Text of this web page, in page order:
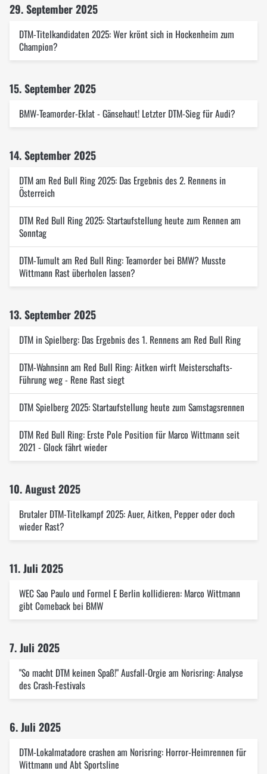
29. September 2025
DTM-Titelkandidaten 2025: Wer krönt sich in Hockenheim zum
Champion?
15. September 2025
BMW-Teamorder-Eklat - Gänsehaut! Letzter DTM-Sieg für Audi?
14. September 2025
DTM am Red Bull Ring 2025: Das Ergebnis des 2. Rennens in
Österreich
DTM Red Bull Ring 2025: Startaufstellung heute zum Rennen am
Sonntag
DTM-Tumult am Red Bull Ring: Teamorder bei BMW? Musste
Wittmann Rast überholen lassen?
13. September 2025
DTM in Spielberg: Das Ergebnis des 1. Rennens am Red Bull Ring
DTM-Wahnsinn am Red Bull Ring: Aitken wirft Meisterschafts-
Führung weg - Rene Rast siegt
DTM Spielberg 2025: Startaufstellung heute zum Samstagsrennen
DTM Red Bull Ring: Erste Pole Position für Marco Wittmann seit
2021 - Glock fährt wieder
10. August 2025
Brutaler DTM-Titelkampf 2025: Auer, Aitken, Pepper oder doch
wieder Rast?
11. Juli 2025
WEC Sao Paulo und Formel E Berlin kollidieren: Marco Wittmann
gibt Comeback bei BMW
7. Juli 2025
"So macht DTM keinen Spaß!" Ausfall-Orgie am Norisring: Analyse
des Crash-Festivals
6. Juli 2025
DTM-Lokalmatadore crashen am Norisring: Horror-Heimrennen für
Wittmann und Abt Sportsline